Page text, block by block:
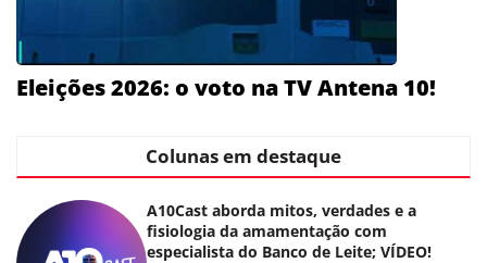
Eleições 2026: o voto na TV Antena 10!
Colunas em destaque
A10Cast aborda mitos, verdades e a
fisiologia da amamentação com
especialista do Banco de Leite; VÍDEO!